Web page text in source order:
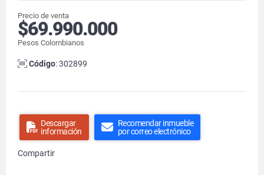
Precio de venta
$69.990.000
Pesos Colombianos
Código: 302899
Descargar
información
Recomendar inmueble
por correo electrónico
Compartir